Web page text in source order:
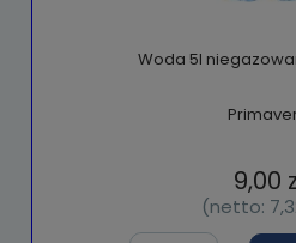
Woda 5l
9,00
(netto: